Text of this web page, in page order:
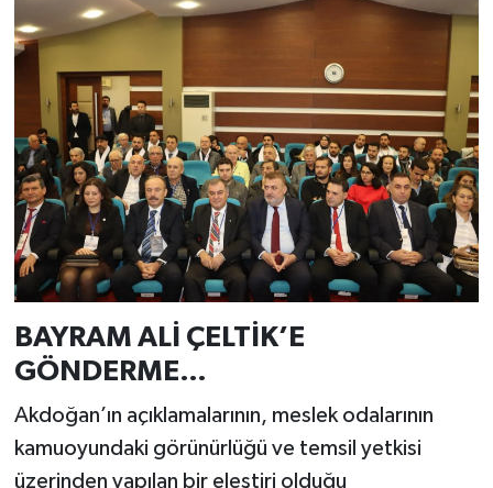
BAYRAM ALİ ÇELTİK’E
GÖNDERME…
Akdoğan’ın açıklamalarının, meslek odalarının
kamuoyundaki görünürlüğü ve temsil yetkisi
üzerinden yapılan bir eleştiri olduğu